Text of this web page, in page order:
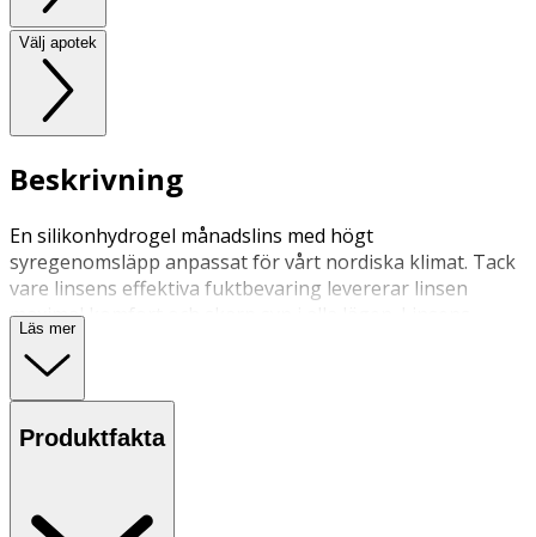
Välj apotek
Beskrivning
En silikonhydrogel månadslins med högt
syregenomsläpp anpassat för vårt nordiska klimat. Tack
vare linsens effektiva fuktbevaring levererar linsen
maximal komfort och skarp syn i alla lägen. Linsens
rundade kant bidrar till en bättre passform och känsla vid
varje blinkning. Med klass II UV-skydd så hjälper linsen
även till att skydda din ögon mot skadlig UVA och UVB
Läs mer
Produktfakta